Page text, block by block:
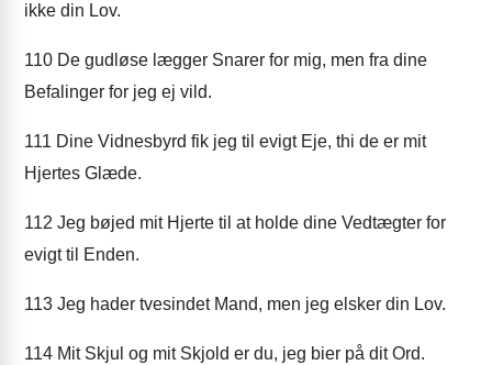
ikke din Lov.
110 De gudløse lægger Snarer for mig, men fra dine
Befalinger for jeg ej vild.
111 Dine Vidnesbyrd fik jeg til evigt Eje, thi de er mit
Hjertes Glæde.
112 Jeg bøjed mit Hjerte til at holde dine Vedtægter for
evigt til Enden.
113 Jeg hader tvesindet Mand, men jeg elsker din Lov.
114 Mit Skjul og mit Skjold er du, jeg bier på dit Ord.